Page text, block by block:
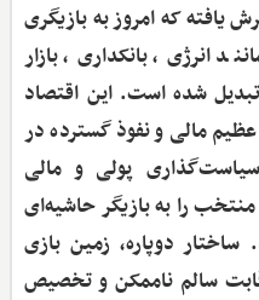
یافته که امروز به بازیگری
انرژی، بانکداری، بازار
شده است. این اقتصاد
عظیم مالی و نفوذ گسترده در
پولی و مالی
را به بازیگر حاشیه‌ای
دوپاره، زمین بازی
سالم ناممکن و تخصیص